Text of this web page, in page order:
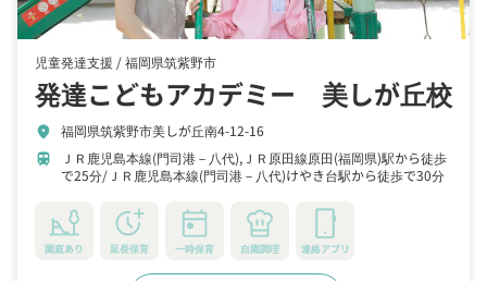
児童発達支援 /福岡県筑紫野市
発達こどもアカデミー 美しが丘校
location_on 福岡県筑紫野市美しが丘南4-12-16
train
ＪＲ鹿児島本線(門司港－八代),ＪＲ原田線原田(福岡県)駅から徒歩
で25分
ＪＲ鹿児島本線(門司港－八代)けやき台駅から徒歩で30分
園庭あり 延長保育 一時保育 自園調理 連絡アプリ